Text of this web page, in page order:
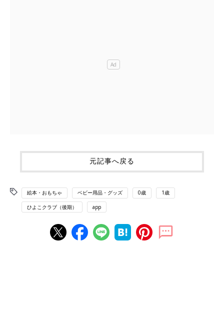
元記事へ戻る
絵本・おもちゃ ベビー用品・グッズ 0歳 1歳
ひよこクラブ（後期） app